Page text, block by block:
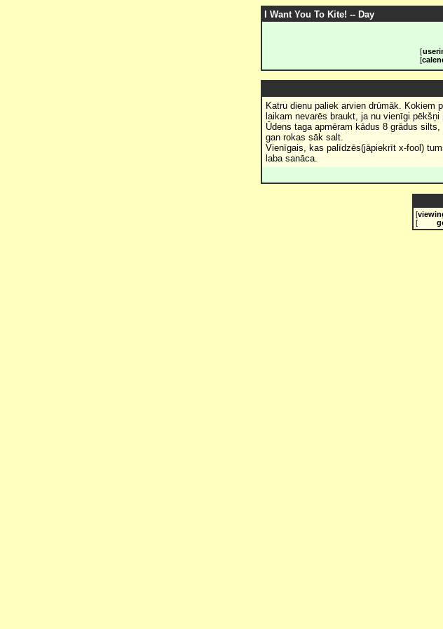
I Want You To Kite! -- Day
[
[
Katru dienu paliek arvien drūmāk. Kokiem
laikam nevarēs braukt, ja nu vienīgi pēkšņi
Ūdens taga apmēram kādus 8 grādus
gan rokas sāk salt.
Vienīgais, kas palīdzēs(jāpiekrīt x-fool)
laba sanāca.
[
[